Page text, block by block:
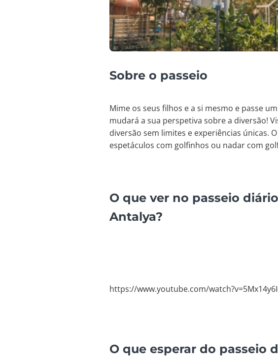
Sobre o passeio
Mime os seus filhos e a si mesmo e passe
mudará a sua perspetiva sobre a diversão!
diversão sem limites e experiências únicas.
espetáculos com golfinhos ou nadar com
O que ver no passeio
Antalya?
https://www.youtube.com/
O que esperar do passeio